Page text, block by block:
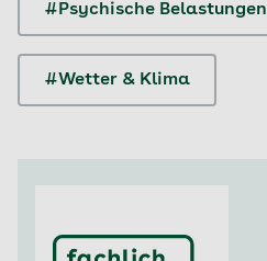
#Psychische Belastungen
#Wetter & Klima